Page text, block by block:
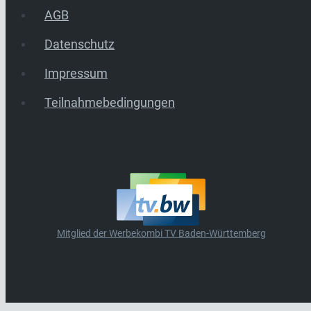
AGB
Datenschutz
Impressum
Teilnahmebedingungen
Mitglied der Werbekombi TV Baden-Württemberg